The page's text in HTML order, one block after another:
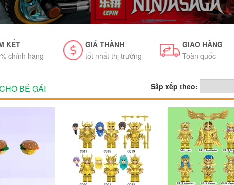
KẾT
chính hãng
GIÁ THÀNH
tốt nhất thị trường
GIAO HÀNG
Toàn quốc
BÉ GÁI Sắp xếp theo: